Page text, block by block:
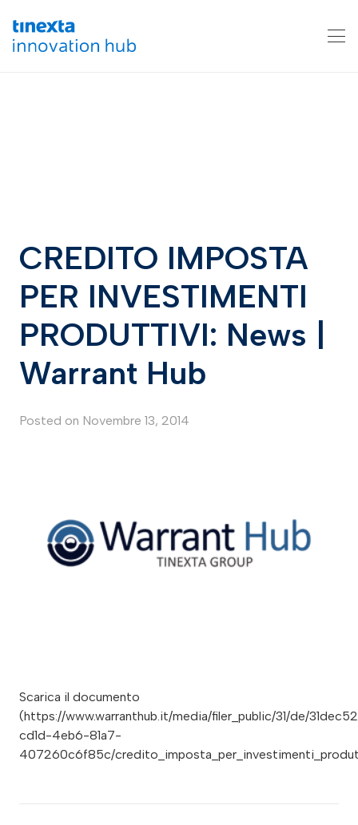
CREDITO IMPOSTA
PER INVESTIMENTI
PRODUTTIVI: News |
Warrant Hub
Posted on Novembre 13, 2014
Scarica il documento
(https://www.warranthub.it/media/filer_public/31/de/
cd1d-4eb6-81a7-
407260c6f85c/